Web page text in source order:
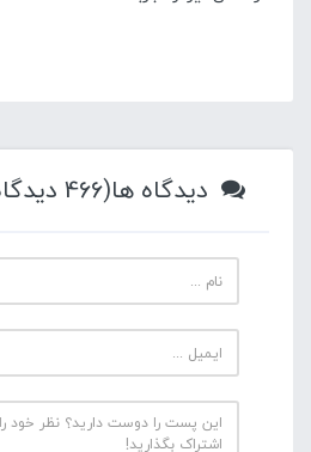
دیدگاه ها(466 دیدگاه)